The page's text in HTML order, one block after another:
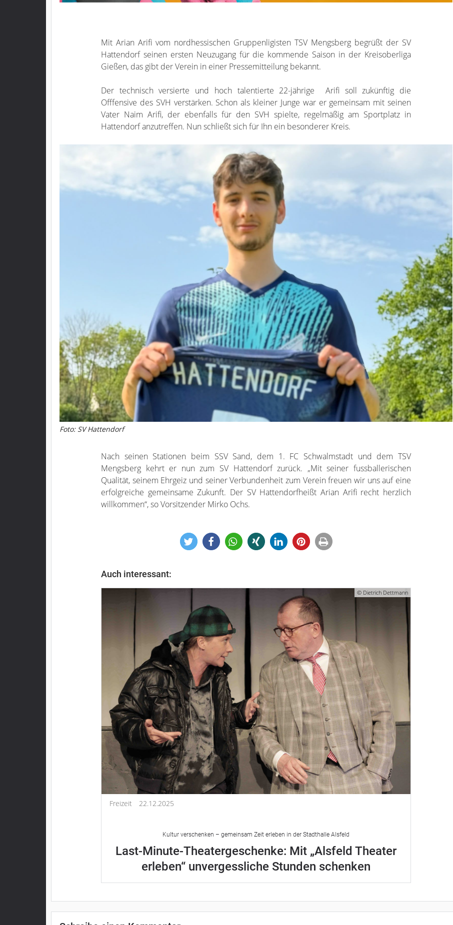
Mit Arian Arifi vom nordhessischen Gruppenligisten TSV Mengsberg begrüßt der SV
Hattendorf seinen ersten Neuzugang für die kommende Saison in der Kreisoberliga
Gießen, das gibt der Verein in einer Pressemitteilung bekannt.
Der technisch versierte und hoch talentierte 22-jährige Arifi soll zukünftig die
Offfensive des SVH verstärken. Schon als kleiner Junge war er gemeinsam mit seinen
Vater Naim Arifi, der ebenfalls für den SVH spielte, regelmäßig am Sportplatz in
Hattendorf anzutreffen. Nun schließt sich für Ihn ein besonderer Kreis.
Foto: SV Hattendorf
Nach seinen Stationen beim SSV Sand, dem 1. FC Schwalmstadt und dem TSV
Mengsberg kehrt er nun zum SV Hattendorf zurück. „Mit seiner fussballerischen
Qualität, seinem Ehrgeiz und seiner Verbundenheit zum Verein freuen wir uns auf eine
erfolgreiche gemeinsame Zukunft. Der SV Hattendorfheißt Arian Arifi recht herzlich
willkommen“, so Vorsitzender Mirko Ochs.
Auch interessant:
© Dietrich Dettmann
Freizeit 22.12.2025
Kultur verschenken – gemeinsam Zeit erleben in der Stadthalle Alsfeld
Last-Minute-Theatergeschenke: Mit „Alsfeld Theater
erleben“ unvergessliche Stunden schenken